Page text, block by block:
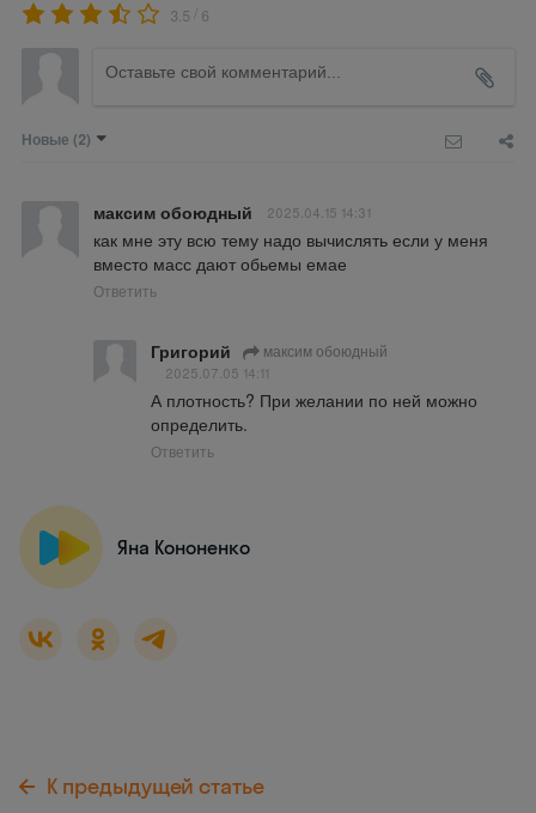
3.5 / 6
Новые (2)
максим обоюдный 2025.04.15 14:31
как мне эту всю тему надо вычислять если у меня
вместо масс дают обьемы емае
Ответить
Григорий максим обоюдный
2025.07.05 14:11
А плотность? При желании по ней можно
определить.
Ответить
Яна Кононенко
К предыдущей статье